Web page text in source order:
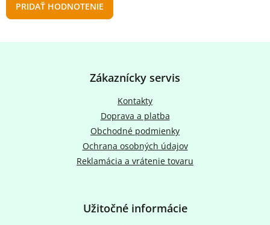
PRIDAŤ HODNOTENIE
Zákaznícky servis
Kontakty
Doprava a platba
Obchodné podmienky
Ochrana osobných údajov
Reklamácia a vrátenie tovaru
Užitočné informácie